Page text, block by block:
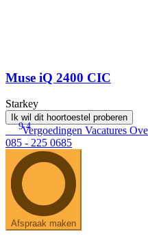
Muse iQ 2400 CIC
Starkey
Ik wil dit hoortoestel proberen
9.4
Vergoedingen Vacatures
085 - 225 0685
Afspraak maken